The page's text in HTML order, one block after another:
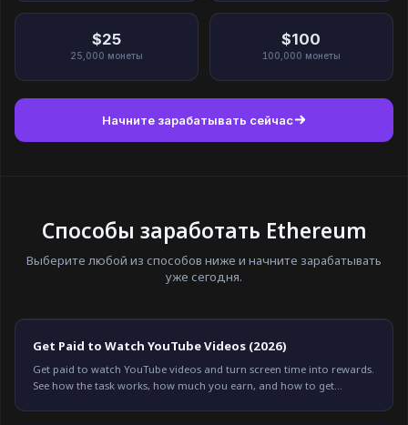
$25
25,000 монеты
$100
100,000 монеты
Начните зарабатывать сейчас
Способы заработать Ethereum
Выберите любой из способов ниже и начните зарабатывать
уже сегодня.
Get Paid to Watch YouTube Videos (2026)
Get paid to watch YouTube videos and turn screen time into rewards.
See how the task works, how much you earn, and how to get